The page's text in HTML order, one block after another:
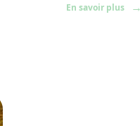
En savoir plus